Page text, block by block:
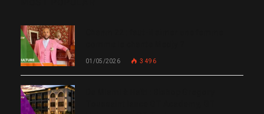
01/05/2026 3 496